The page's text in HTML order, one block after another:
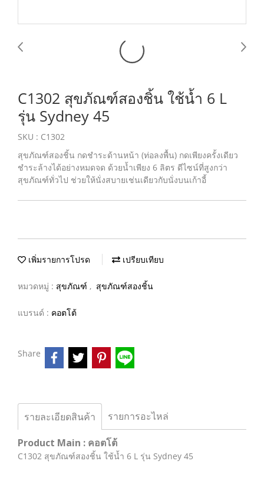
C1302 สุขภัณฑ์สองชิ้น ใช้น้ำ 6 L
รุ่น Sydney 45
SKU : C1302
สุขภัณฑ์สองชิ้น กดชำระด้านหน้า (ท่อลงพื้น) กดเพียงครั้งเดียว
ชำระล้างได้อย่างหมดจด ด้วยน้ำเพียง 6 ลิตร ดีไซน์ที่สูงกว่า
สุขภัณฑ์ทั่วไป ช่วยให้นั่งสบายเช่นเดียวกับนั่งบนเก้าอี้
เพิ่มรายการโปรด เปรียบเทียบ
หมวดหมู่ : สุขภัณฑ์ , สุขภัณฑ์สองชิ้น
แบรนด์ : คอตโต้
Share
รายละเอียดสินค้า รายการอะไหล่
Product Main : คอตโต้
C1302 สุขภัณฑ์สองชิ้น ใช้น้ำ 6 L รุ่น Sydney 45